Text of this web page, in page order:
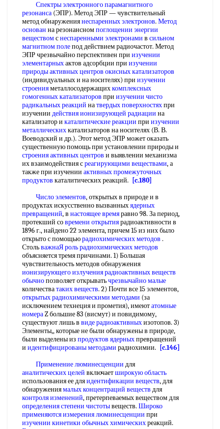
Спектры электронного парамагнитного
резонанса (ЭПР). Метод ЭПР — чувствительный
метод обнаружениянеспаренных электронов. Метод
основан на резонансномпоглощении энергии
веществомснеспаренными электронами в сильном
магнитном полепод действием радиочастот. Метод
ЭПР чрезвычайно перспективен при изучении
элементарныхактов адсорбции при изучении
природыактивных центров окисных катализаторов
(индивидуальных и на носителях) при изучении
строенияметаллосодержащихкомплексных
гомогенных катализаторов при изучении чисто
радикальных реакций натвердых поверхностяхпри
изучении действия ионизирующей радиации на
катализатор и каталитические реакции при изучении
металлическихкатализаторов на носителях (В. В.
Воеводский и др.). Этот метод ЭПР может оказать
существенную помощь при установлении природы и
строения активных центров и выявлении механизма
их взаимодействия среагирующими веществами, а
также при изучении активных промежуточных
продуктов каталитических реакций.
[c.180]
Число элементов, открытых в природе и в
продуктах искусственно вызванныхядерных
превращений, в настоящее времяравно 98. За период,
протекший современи открытиярадиоактивности в
1896 г., найдено 22 элемента, причем 15 из них было
открыто с помощьюрадиохимических методов .
СтольважнаЯ рольрадиохимических методов
объясняется тремя причинами. 1) Большая
чувствительность методов обнаружения
ионизирующего излучения радиоактивныхвеществ
обычнопозволяет открыватьчрезвычайно малые
количестватаких веществ. 2) Почти все 15 элементов,
открытых радиохимическими методами (за
исключением технеция и прометия), имеютатомные
номераZ большие 83 (висмут) и повидимому,
существуют лишь в виде радиоактивныхизотопов. 3)
Элементы,, которые не были обнаружены в природе,
были выделены из продуктов ядерныхпревращений
и идентифицированы методами радиохимии.
[c.146]
Применение люминесценции для
аналитических целей включаетширокую область
использования ее дляидентификации веществ, для
обнаружениямалых концентраций веществ для
контроля изменений, претерпеваемых веществом для
определения степени чистотывеществ. Широко
применяютсяизмерения люминесценции при
изучении кинетики обычных химическихреакций.